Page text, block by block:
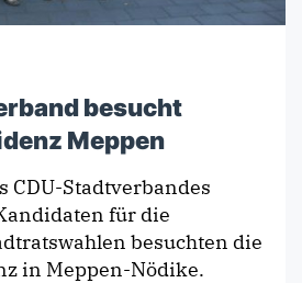
besucht
Meppen
CDU-Stadtverbandes
für die
besuchten die
in Meppen-Nödike.